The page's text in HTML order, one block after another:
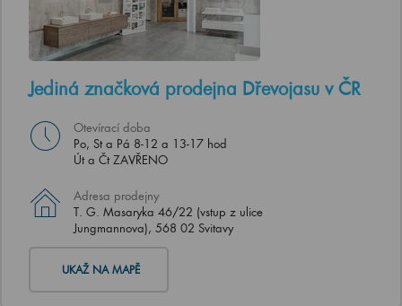
Jediná značková prodejna Dřevojasu v ČR
Otevírací doba
Po, St a Pá 8-12 a 13-17 hod
Út a Čt ZAVŘENO
Adresa prodejny
T. G. Masaryka 46/22 (vstup z ulice
Jungmannova), 568 02 Svitavy
UKAŽ NA MAPĚ